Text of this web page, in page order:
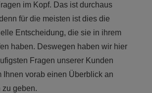
im Kopf. Das ist durchaus
für die meisten ist dies die
Entscheidung, die sie in ihrem
haben. Deswegen haben wir hier
Fragen unserer Kunden
Ihnen vorab einen Überblick an
zu geben.